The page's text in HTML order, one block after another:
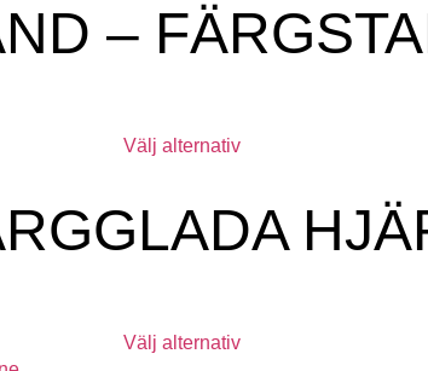
–
Välj alternativ
Välj alternativ